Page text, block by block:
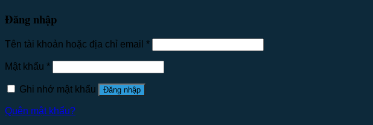
Đăng nhập
Tên tài khoản hoặc địa chỉ email *
Mật khẩu *
Ghi nhớ mật khẩu Đăng nhập
Quên mật khẩu?